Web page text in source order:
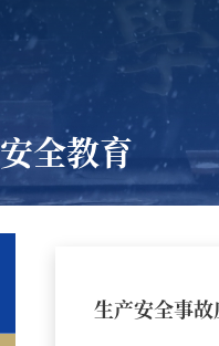
安全教育
生产安全事